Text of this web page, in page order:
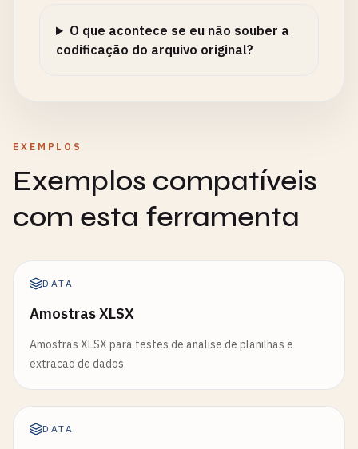
O que acontece se eu não souber a
codificação do arquivo original?
EXEMPLOS
Exemplos compatíveis
com esta ferramenta
DATA
Amostras XLSX
Amostras XLSX para testes de analise de planilhas e
extracao de dados
DATA